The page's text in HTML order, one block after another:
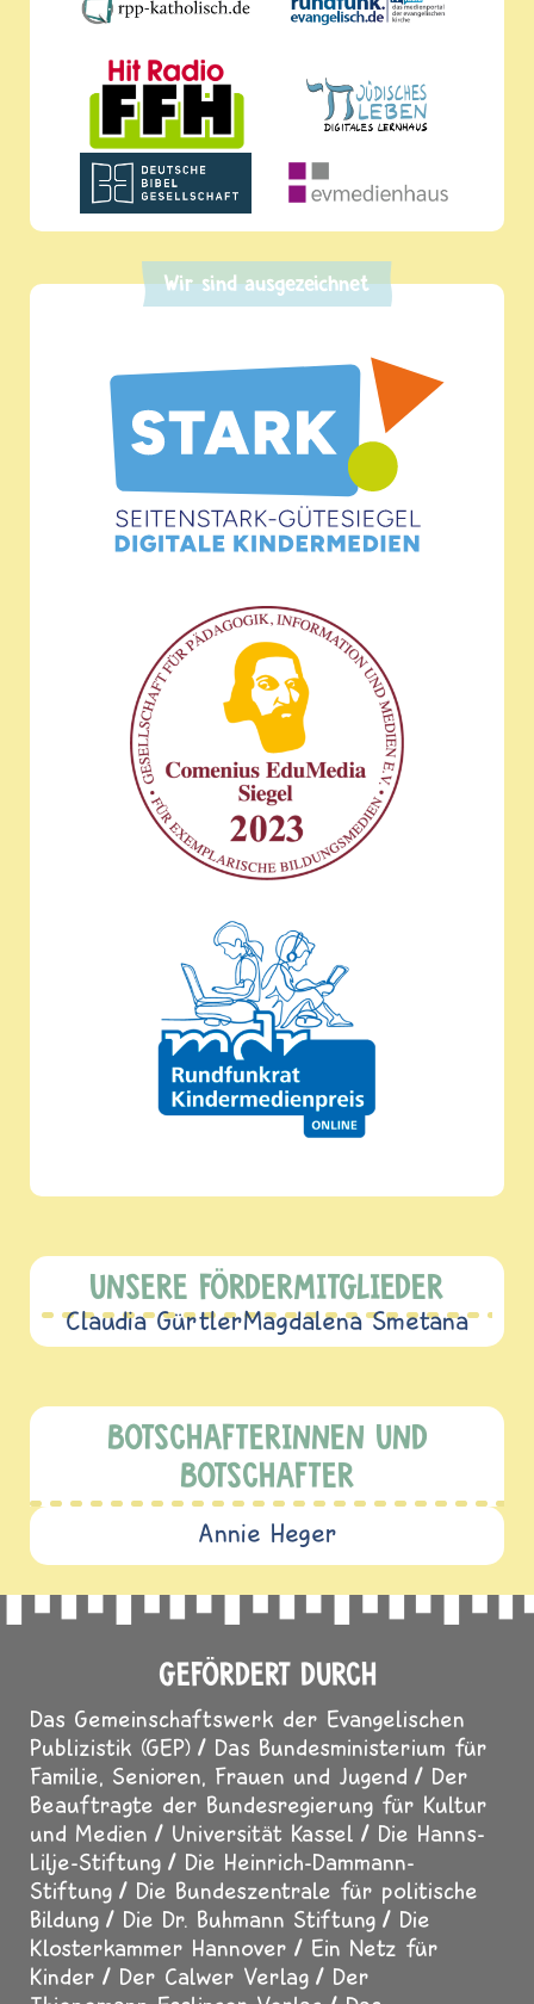
Wir sind ausgezeichnet
UNSERE FÖRDERMITGLIEDER
Claudia GürtlerMagdalena Smetana
BOTSCHAFTERINNEN UND
BOTSCHAFTER
Annie Heger
GEFÖRDERT DURCH
Das Gemeinschaftswerk der Evangelischen
Publizistik (GEP)
Das Bundesministerium für
Familie, Senioren, Frauen und Jugend
Der
Beauftragte der Bundesregierung für Kultur
und Medien
Universität Kassel
Die Hanns-
Lilje-Stiftung
Die Heinrich-Dammann-
Stiftung
Die Bundeszentrale für politische
Bildung
Die Dr. Buhmann Stiftung
Die
Klosterkammer Hannover
Ein Netz für
Kinder
Der Calwer Verlag
Der